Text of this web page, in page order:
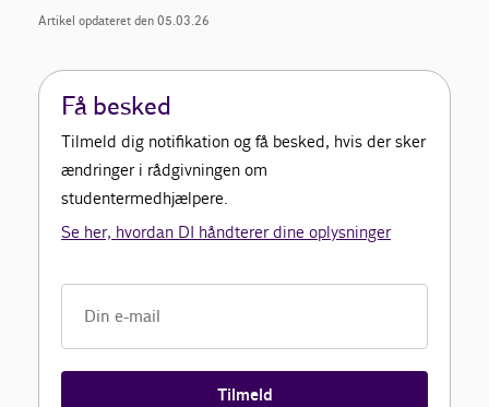
Artikel opdateret den 05.03.26
Få besked
Tilmeld dig notifikation og få besked, hvis der sker
ændringer i rådgivningen om
studentermedhjælpere.
Se her, hvordan DI håndterer dine oplysninger
Tilmeld